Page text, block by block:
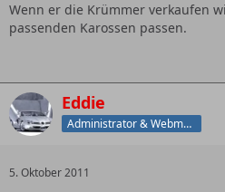
Wenn er die Krümmer verkaufen
passenden Karossen passen.
Eddie
Administrator & Webmaster
5. Oktober 2011